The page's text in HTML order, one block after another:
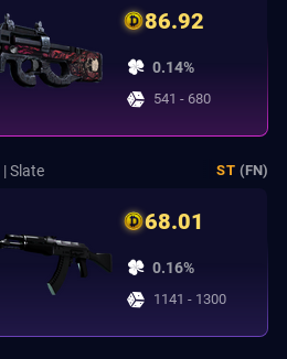
86.92
0.14%
541 - 680
| Slate ST (FN)
68.01
0.16%
1141 - 1300